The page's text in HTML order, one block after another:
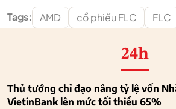
Tags: AMD cổ phiếu FLC FLC
24h
Thủ tướng chỉ đạo nâng tỷ lệ vốn
VietinBank lên mức tối thiểu 65%